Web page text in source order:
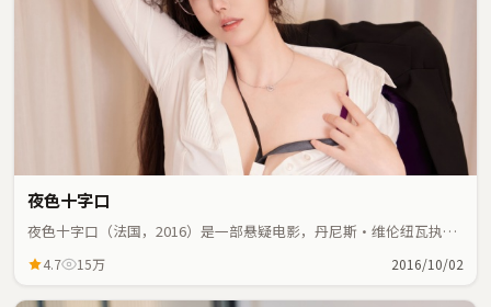
夜色十字口
夜色十字口（法国，2016）是一部悬疑电影，丹尼斯·维伦纽瓦执
凑。4.7 15万 2016/10/02